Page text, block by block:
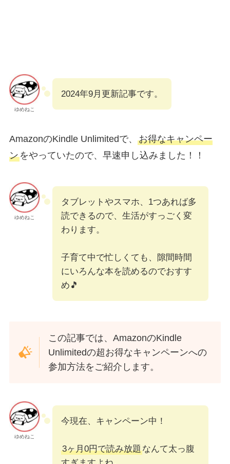
ゆめねこ
2024年9月更新記事です。
AmazonのKindle Unlimitedで、 お得なキャンペー
ンをやっていたので、早速申し込みました！！
ゆめねこ
タブレットやスマホ、1つあれば多
読できるので、生活がすっごく変
わります。
子育て中で忙しくても、隙間時間
にいろんな本を読めるのでおすす
め🎵
この記事では、AmazonのKindle
Unlimitedの超お得なキャンペーンへの
参加方法をご紹介します。
ゆめねこ
今現在、キャンペーン中！
3ヶ月0円で読み放題なんて太っ腹